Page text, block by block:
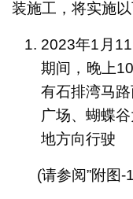
装施工，将实施
2023年1月
期间，晚上
有石排湾马
广场、蝴蝶
地方向行驶
(请参阅”附图-